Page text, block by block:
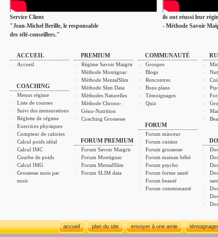
Service Client
"Jean-Michel Berille, le responsable
des télé-conseillers."
ils ont réussi leur
- Méthode Savoir
ACCUEIL
Accueil
COACHING
Menus régime
Liste de courses
Suivi des mensurations
Réglette de régime
Exercices physiques
Compteur de calories
Calcul poids idéal
Calcul IMC
Courbe de poids
Calcul IMG
Grossesse mois par
mois
PREMIUM
Régime Savoir Maigrir
Méthode Montignac
Méthode MentalSlim
Méthode Slim Data
Méthodes Naturelles
Méthode Chrono-
Géno-Nutrition
Coaching Grossesse
FORUM PREMIUM
Forum Savoir Maigrir
Forum Montignac
Forum MentalSlim
Forum SLIM data
COMMUNAUTÉ
Groupes
Blogs
Rencontres
Bons plans
Témoignages
Quiz
FORUM
Forum minceur
Forum cuisine
Forum grossesse
Forum maman bébé
Forum psycho
Forum forme santé
Forum beauté
Forum communauté
accueil plan du site envoyer à une amie